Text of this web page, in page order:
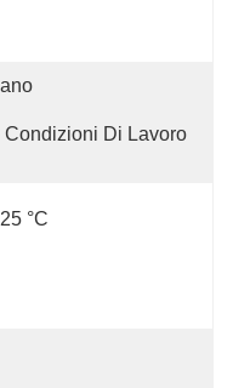
Condizioni Di Lavoro
°C